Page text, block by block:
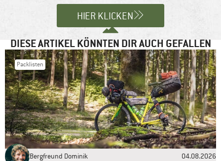
Name*
E-Mail-Adresse*
HIER KLICKEN
DIESE ARTIKEL KÖNNTEN DIR AUCH GEFALLEN
Packlisten
Bergfreund Dominik 04.08.2026